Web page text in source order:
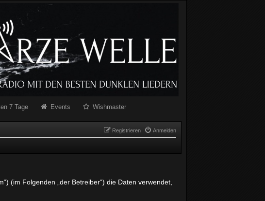
7 Tage Events Wishmaster
Anmelden
Registrieren
(im Folgenden „der Betreiber“) die Daten verwendet,